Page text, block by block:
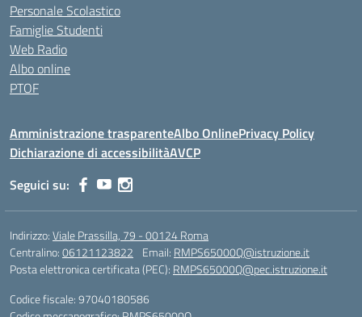
Personale Scolastico
Famiglie Studenti
Web Radio
Albo online
PTOF
Amministrazione trasparenteAlbo OnlinePrivacy Policy
Dichiarazione di accessibilitàAVCP
Seguici su:
Indirizzo:Viale Prassilla, 79 - 00124 Roma
Centralino:06121123822 Email: RMPS65000Q@istruzione.it
Posta elettronica certificata (PEC): RMPS65000Q@pec.istruzione.it
Codice fiscale: 97040180586